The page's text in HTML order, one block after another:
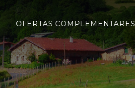
OFERTAS COMPLEMENTARES